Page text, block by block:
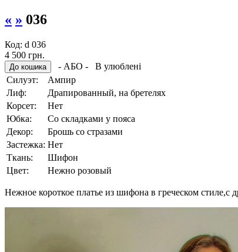
« » 036
Код: d 036
4 500 грн.
- АБО -
В улюблені
Силуэт:
Ампир
Лиф:
Драпированный, на бретелях
Корсет:
Hет
Юбка:
Со складками у пояса
Декор:
Брошь со стразами
Застежка: Нет
Ткань:
Шифон
Цвет:
Нежно розовый
Нежное короткое платье из шифона в греческом